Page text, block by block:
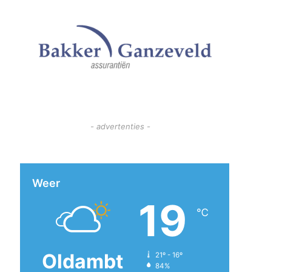
- advertenties -
Weer
Oldambt
19 ℃
21º - 16º
84%